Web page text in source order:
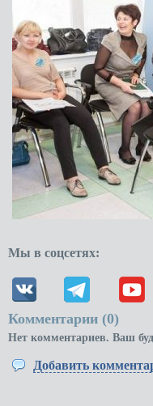
Мы в соцсетях:
Комментарии (0)
Нет комментариев. Ваш
Добавить